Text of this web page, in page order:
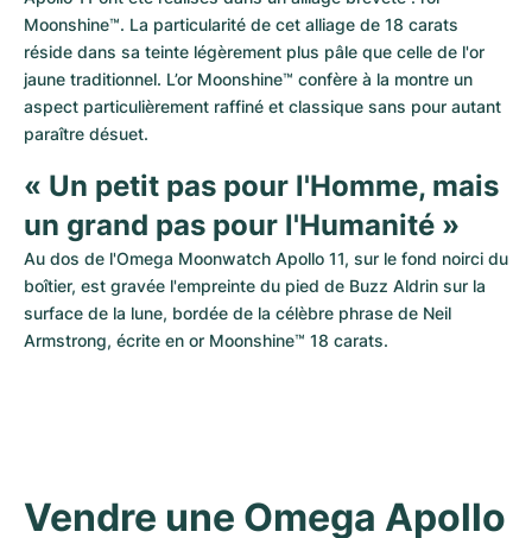
Moonshine™. La particularité de cet alliage de 18 carats
réside dans sa teinte légèrement plus pâle que celle de l'or
jaune traditionnel. L’or Moonshine™ confère à la montre un
aspect particulièrement raffiné et classique sans pour autant
paraître désuet.
« Un petit pas pour l'Homme, mais
un grand pas pour l'Humanité »
Au dos de l'Omega Moonwatch Apollo 11, sur le fond noirci du
boîtier, est gravée l'empreinte du pied de Buzz Aldrin sur la
surface de la lune, bordée de la célèbre phrase de Neil
Armstrong, écrite en or Moonshine™ 18 carats.
Vendre une Omega Apollo